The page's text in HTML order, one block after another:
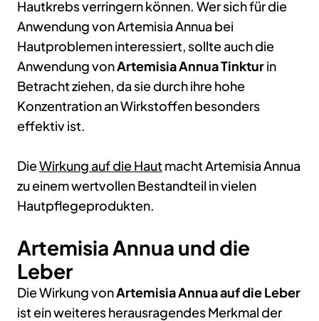
Hautkrebs verringern können. Wer sich für die
Anwendung von Artemisia Annua bei
Hautproblemen interessiert, sollte auch die
Anwendung vonArtemisia Annua Tinkturin
Betracht ziehen, da sie durch ihre hohe
Konzentration an Wirkstoffen besonders
effektiv ist.
DieWirkung auf die Hautmacht Artemisia Annua
zu einem wertvollen Bestandteil in vielen
Hautpflegeprodukten.
Artemisia Annua und die
Leber
Die Wirkung vonArtemisia Annua auf die Leber
ist ein weiteres herausragendes Merkmal der